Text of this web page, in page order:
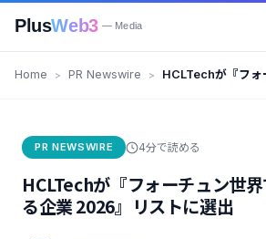
PlusWeb3 — Media
Home PR Newswire
HCLTechが『フォ
PR NEWSWIRE 4分で読める
HCLTechが『フォーチュン世
る企業 2026』リストに選出